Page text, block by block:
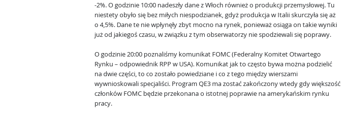
-2%. O godzinie 10:00 nadeszły dane z Włoch również o produkcji przemysłowej. Tu
niestety obyło się bez miłych niespodzianek, gdyż produkcja w Italii skurczyła się aż
o 4,5%. Dane te nie wpłynęły zbyt mocno na rynek, ponieważ osiąga on takie wyniki
już od jakiegoś czasu, w związku z tym obserwatorzy nie spodziewali się poprawy.
O godzinie 20:00 poznaliśmy komunikat FOMC (Federalny Komitet Otwartego
Rynku – odpowiednik RPP w USA). Komunikat jak to często bywa można podzielić
na dwie części, to co zostało powiedziane i co z tego między wierszami
wywnioskowali specjaliści. Program QE3 ma zostać zakończony wtedy gdy większość
członków FOMC będzie przekonana o istotnej poprawie na amerykańskim rynku
pracy.